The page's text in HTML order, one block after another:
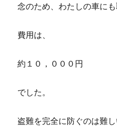
念のため、わたしの車にも
費用は、
約１０，０００円
でした。
盗難を完全に防ぐのは難